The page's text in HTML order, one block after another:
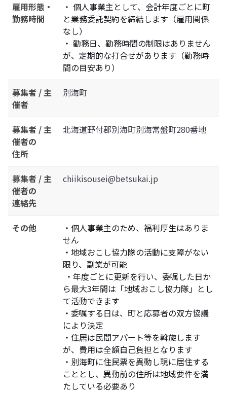
雇用形態・
勤務時間
・ 個人事業主として、会計年度ごとに町
と業務委託契約を締結します（雇用関係
なし）
・ 勤務日、勤務時間の制限はありません
が、定期的な打合せがあります（勤務時
間の目安あり）
募集者 / 主
催者
別海町
募集者 / 主
催者の
住所
北海道野付郡別海町別海常盤町280番地
募集者 / 主
催者の
連絡先
chiikisousei@betsukai.jp
その他
・個人事業主のため、福利厚生はありま
せん
・地域おこし協力隊の活動に支障がない
限り、副業が可能
・年度ごとに更新を行い、委嘱した日か
ら最大3年間は「地域おこし協力隊」とし
て活動できます
・委嘱する日は、町と応募者の双方協議
により決定
・住居は民間アパート等を斡旋します
が、費用は全額自己負担となります
・別海町に住民票を異動し現に居住する
こととし、異動前の住所は地域要件を満
たしている必要あり